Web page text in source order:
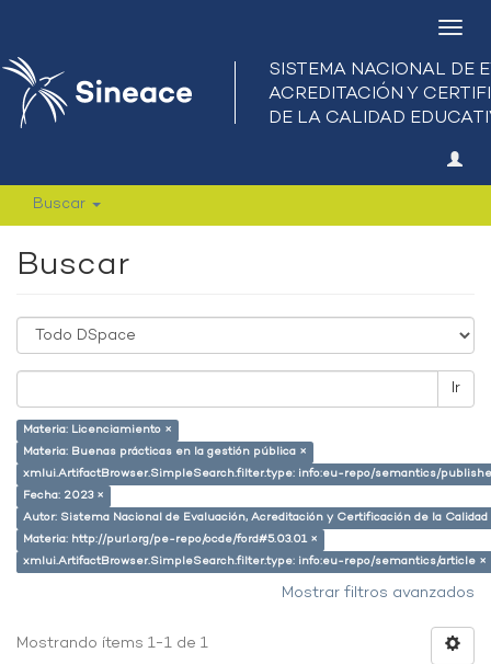
Buscar
Buscar
Ir
Materia: Licenciamiento ×
Materia: Buenas prácticas en la gestión pública ×
xmlui.ArtifactBrowser.SimpleSearch.filter.type: info:eu-repo/semantics/
Fecha: 2023 ×
Autor: Sistema Nacional de Evaluación, Acreditación y Certificación de la
Materia: http://purl.org/pe-repo/ocde/ford#5.03.01 ×
xmlui.ArtifactBrowser.SimpleSearch.filter.type: info:eu-repo/semantics/article ×
Mostrar filtros avanzados
Mostrando ítems 1-1 de 1